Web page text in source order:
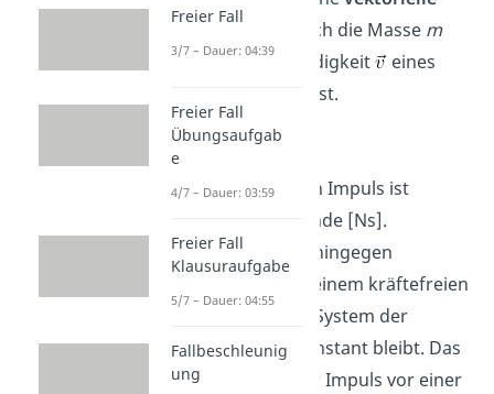
Größe , die du durch die Masse m
und die Geschwindigkeit
eines
Körpers beschreibst.
DieEinheitfür den Impuls ist
Newton mal Sekunde [Ns].
Impulserhaltung
hingegen
bedeutet, dass in einem kräftefreien
abgeschlossenen System der
Gesamtimpuls konstant bleibt. Das
bedeutet, dass der Impuls vor einer
Freier Fall
3/7 – Dauer: 04:39
Freier Fall
Übungsaufgab
e
4/7 – Dauer: 03:59
Freier Fall
Klausuraufgabe
5/7 – Dauer: 04:55
Fallbeschleunig
ung